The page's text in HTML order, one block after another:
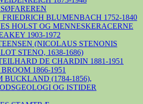
BLUMENBACH 1752-1840
HOLST OG MENNESKERACERNE
1903-1972
(NICOLAUS STENONIS
STENO, 1638-1686)
DE CHARDIN 1881-1951
1866-1951
BUCKLAND (1784-1856),
OG ISTIDER